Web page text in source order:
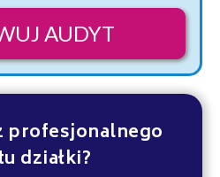
AUDYT
profesjonalnego
działki?